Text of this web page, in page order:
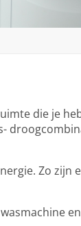
die je
Zo zijn